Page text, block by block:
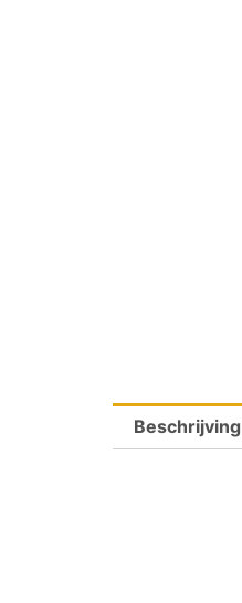
Beschrijving